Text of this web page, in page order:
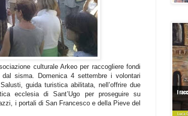
culturale Arkeo per raccogliere fondi
sisma. Domenica 4 settembre i volontari
guida turistica abilitata, nell’offrire due
ecclesia di Sant’Ugo per proseguire su
i portali di San Francesco e della Pieve del